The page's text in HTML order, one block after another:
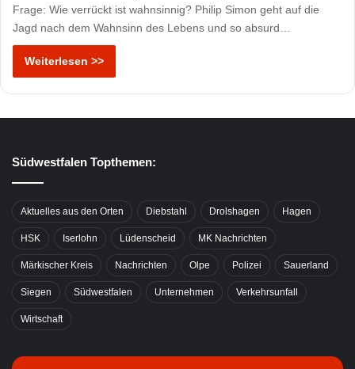
Frage: Wie verrückt ist wahnsinnig? Philip Simon geht auf die
Jagd nach dem Wahnsinn des Lebens und so absurd…
Weiterlesen >>
Südwestfalen Topthemen:
Aktuelles aus den Orten Diebstahl Drolshagen Hagen
HSK Iserlohn Lüdenscheid MK Nachrichten
Märkischer Kreis Nachrichten Olpe Polizei Sauerland
Siegen Südwestfalen Unternehmen Verkehrsunfall
Wirtschaft